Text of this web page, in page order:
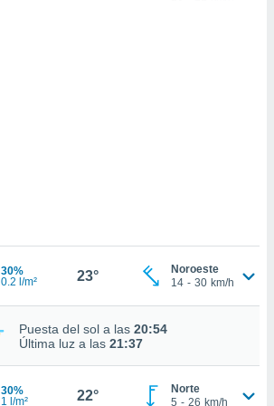
30%
0.2 l/m²
23°
Noroeste
14 - 30 km/h
Puesta del sol a las 20:54
Última luz a las 21:37
30%
1 l/m²
22°
Norte
5 - 26 km/h